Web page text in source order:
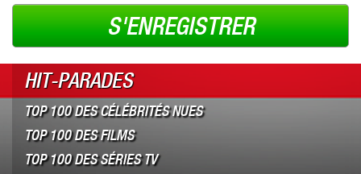
S'ENREGISTRER
HIT-PARADES
TOP 100 DES CÉLÉBRITÉS NUES
TOP 100 DES FILMS
TOP 100 DES SÉRIES TV